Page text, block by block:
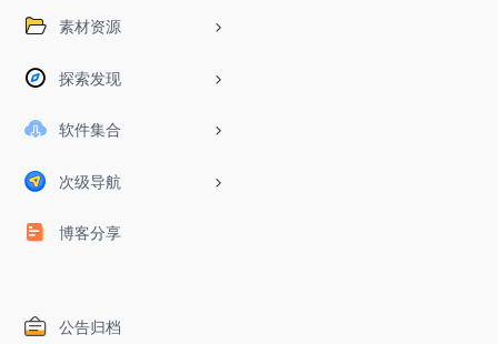
素材资源
探索发现
软件集合
次级导航
博客分享
公告归档